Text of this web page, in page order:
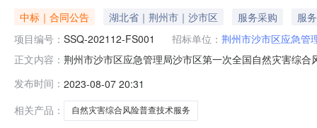
中标｜合同公告 湖北省｜荆州市｜沙市区 服务采购
服务
项目编号： SSQ-202112-FS001 招标单位： 荆州市沙市区应急管
正文内容： 荆州市沙市区应急管理局沙市区第一次全国自然灾害综
方）：荆州市沙市区应急管理局2、地址：湖北省荆州市
*5号T1栋1单
发布时间： 2023-08-07 20:31
相关产品：
自然灾害综合风险普查技术服务